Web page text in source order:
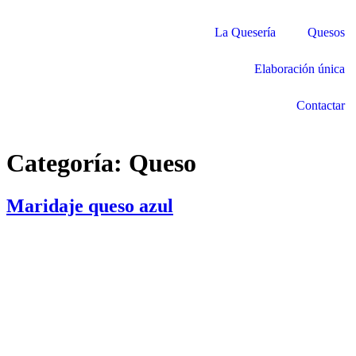
La Quesería Quesos
Elaboración única
Contactar
Categoría: Queso
Maridaje queso azul